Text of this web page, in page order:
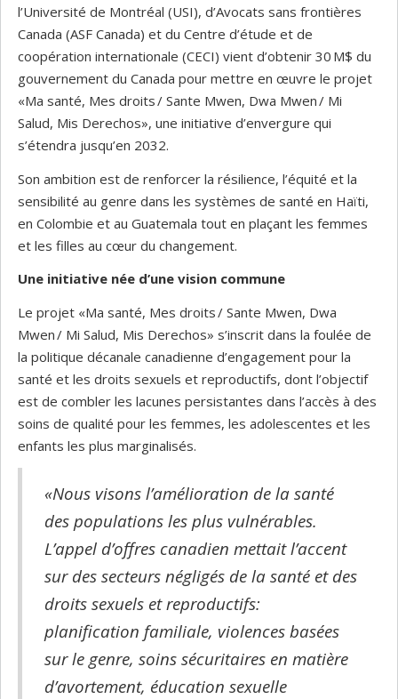
l’Université de Montréal (USI), d’Avocats sans frontières
Canada (ASF Canada) et du Centre d’étude et de
coopération internationale (CECI) vient d’obtenir 30 M$ du
gouvernement du Canada pour mettre en œuvre le projet
«Ma santé, Mes droits / Sante Mwen, Dwa Mwen / Mi
Salud, Mis Derechos», une initiative d’envergure qui
s’étendra jusqu’en 2032.
Son ambition est de renforcer la résilience, l’équité et la
sensibilité au genre dans les systèmes de santé en Haïti,
en Colombie et au Guatemala tout en plaçant les femmes
et les filles au cœur du changement.
Une initiative née d’une vision commune
Le projet «Ma santé, Mes droits / Sante Mwen, Dwa
Mwen / Mi Salud, Mis Derechos» s’inscrit dans la foulée de
la politique décanale canadienne d’engagement pour la
santé et les droits sexuels et reproductifs, dont l’objectif
est de combler les lacunes persistantes dans l’accès à des
soins de qualité pour les femmes, les adolescentes et les
enfants les plus marginalisés.
«Nous visons l’amélioration de la santé
des populations les plus vulnérables.
L’appel d’offres canadien mettait l’accent
sur des secteurs négligés de la santé et des
droits sexuels et reproductifs:
planification familiale, violences basées
sur le genre, soins sécuritaires en matière
d’avortement, éducation sexuelle